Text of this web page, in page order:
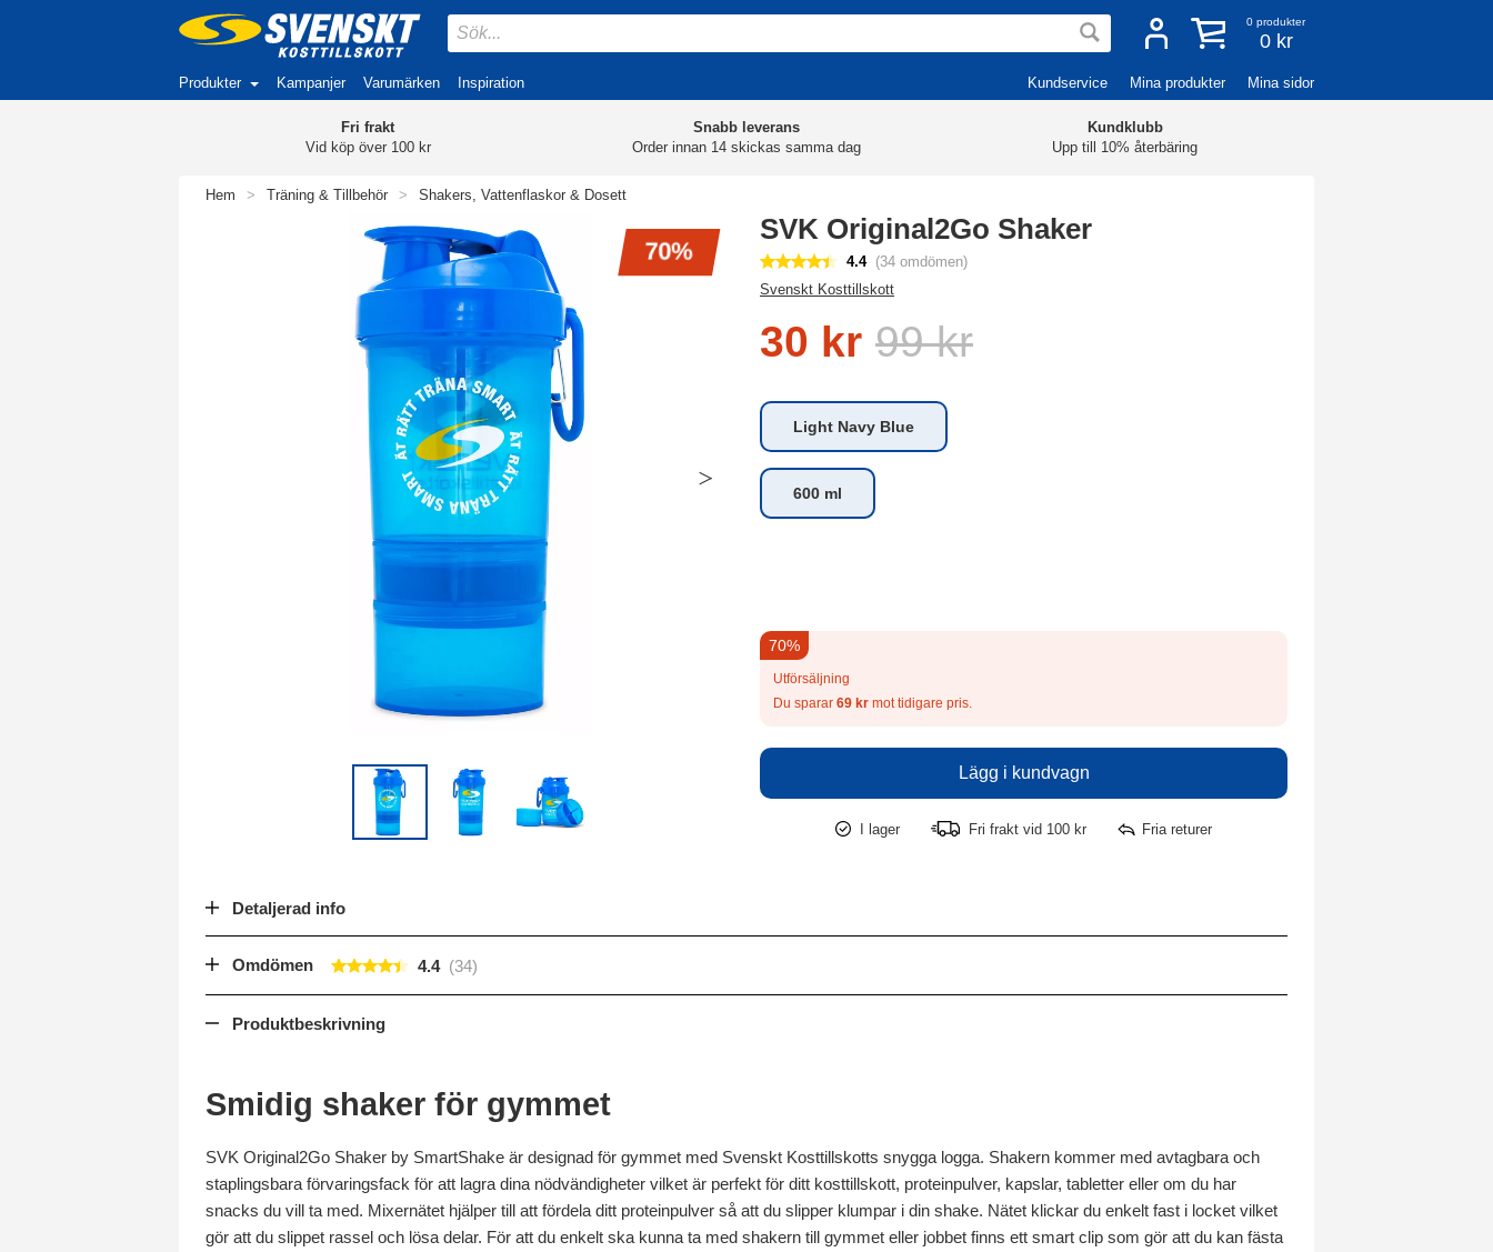
0 produkter
0 kr
Produkter Kampanjer Varumärken Inspiration Kundservice Mina produkter Mina sidor
Fri frakt
Vid köp över 100 kr
Snabb leverans
Order innan 14 skickas samma dag
Kundklubb
Upp till 10% återbäring
Hem > Träning & Tillbehör > Shakers, Vattenflaskor & Dosett
70%
SVK Original2Go Shaker
4.4 (34 omdömen)
Svenskt Kosttillskott
30 kr 99 kr
Light Navy Blue
600 ml
70%
Utförsäljning
Du sparar 69 kr mot tidigare pris.
I lager Fri frakt vid 100 kr Fria returer
Detaljerad info
Omdömen 4.4
Produktbeskrivning
Smidig shaker för gymmet
SVK Original2Go Shaker by SmartShake är designad för gymmet med Svenskt Kosttillskotts snygga logga. Shakern kommer med avtagbara och
staplingsbara förvaringsfack för att lagra dina nödvändigheter vilket är perfekt för ditt kosttillskott, proteinpulver, kapslar, tabletter eller om du har
snacks du vill ta med. Mixernätet hjälper till att fördela ditt proteinpulver så att du slipper klumpar i din shake. Nätet klickar du enkelt fast i locket vilket
gör att du slippet rassel och lösa delar. För att du enkelt ska kunna ta med shakern till gymmet eller jobbet finns ett smart clip som gör att du kan fästa